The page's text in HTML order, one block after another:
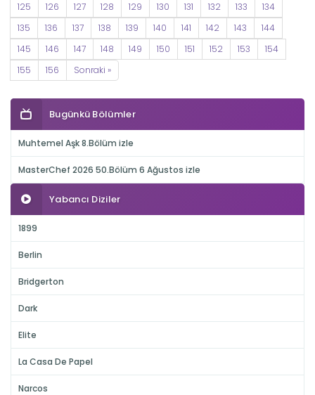
125
126 127 128 129 130 131 132 133
134
135
136 137 138 139 140 141 142 143
144
145
146 147 148 149 150 151 152 153
154
155
156 Sonraki »
Bugünkü Bölümler
Muhtemel Aşk 8.Bölüm izle
MasterChef 2026 50.Bölüm 6 Ağustos izle
Yabancı Diziler
1899
Berlin
Bridgerton
Dark
Elite
La Casa De Papel
Narcos